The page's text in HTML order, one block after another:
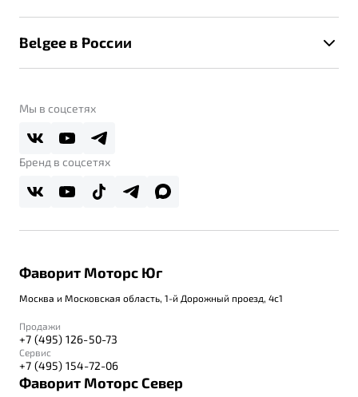
Калькулятор ТО
Помощь на дорогах
Belgee Линк
Реферальная программа
Контакты
Belgee в России
О дилерском центре
Правовая информация
Мы в соцсетях
Бренд в соцсетях
Фаворит Моторс Юг
Москва и Московская область, 1-й Дорожный проезд, 4с1
Продажи
+7 (495) 126-50-73
Сервис
+7 (495) 154-72-06
Фаворит Моторс Север